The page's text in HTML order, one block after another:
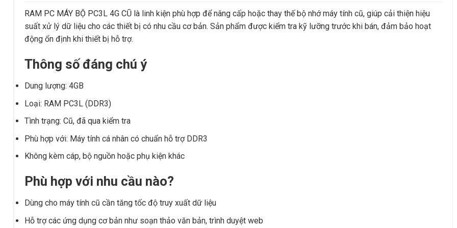
RAM PC MÁY BỘ PC3L 4G CŨ là linh kiện phù hợp để nâng cấp hoặc thay thế bộ nhớ máy tính cũ, giúp cải thiện hiệu
suất xử lý dữ liệu cho các thiết bị có nhu cầu cơ bản. Sản phẩm được kiểm tra kỹ lưỡng trước khi bán, đảm bảo hoạt
động ổn định khi thiết bị hỗ trợ.
Thông số đáng chú ý
Dung lượng: 4GB
Loại: RAM PC3L (DDR3)
Tình trạng: Cũ, đã qua kiểm tra
Phù hợp với: Máy tính cá nhân có chuẩn hỗ trợ DDR3
Không kèm cáp, bộ nguồn hoặc phụ kiện khác
Phù hợp với nhu cầu nào?
Dùng cho máy tính cũ cần tăng tốc độ truy xuất dữ liệu
Hỗ trợ các ứng dụng cơ bản như soạn thảo văn bản, trình duyệt web